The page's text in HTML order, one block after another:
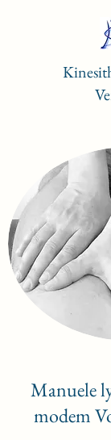
Manuele
modem